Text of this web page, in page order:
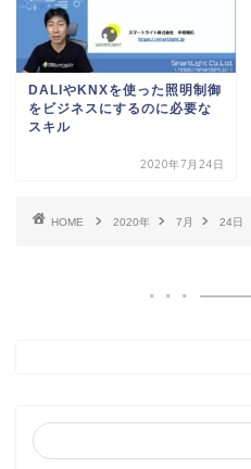
DALIやKNXを使った照明制御
をビジネスにするのに必要な
スキル
2020年7月24日
HOME 2020年 7月 24日